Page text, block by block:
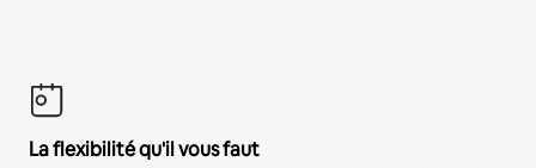
La flexibilité qu'il vous faut